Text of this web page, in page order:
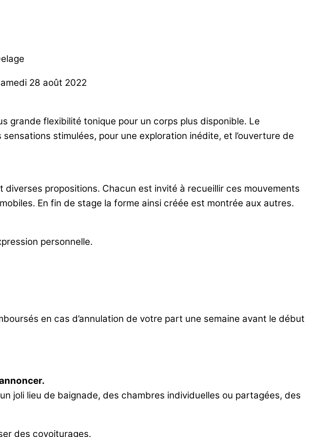
28 août 2022
grande flexibilité tonique pour un corps plus disponible. Le
stimulées, pour une exploration inédite, et l’ouverture de
propositions. Chacun est invité à recueillir ces mouvements
En fin de stage la forme ainsi créée est montrée aux autres.
personnelle.
en cas d’annulation de votre part une semaine avant le début
joli lieu de baignade, des chambres individuelles ou partagées, des
des covoiturages.